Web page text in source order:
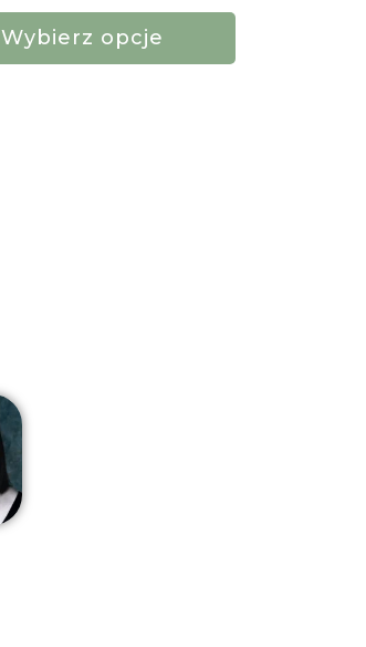
Wybierz opcje